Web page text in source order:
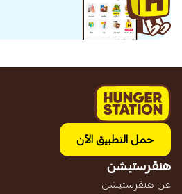
حمل التطبيق الآن
هنقرستيشن
عن هنقرستيشن